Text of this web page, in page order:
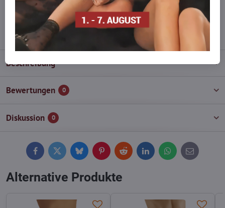
wieder auf!
info​@everlady​.eu
Beschreibung
Bewertungen 0
Diskussion 0
FacebookTwitterBlueskyPinterestReddit LinkedInWhatsApp
E-
mail
Alternative Produkte